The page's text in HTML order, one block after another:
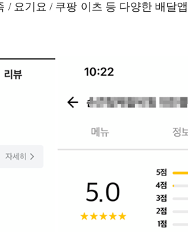
/ 요기요 / 쿠팡 이츠 등 다양한 배달